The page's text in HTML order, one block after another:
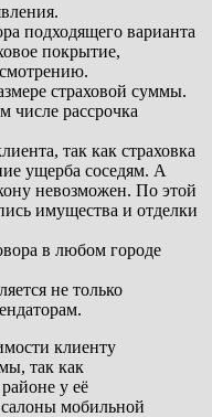
подходящего варианта
покрытие,
страховой суммы.
числе рассрочка
так как страховка
ущерба соседям. А
невозможен. По этой
имущества и отделки
в любом городе
не только
клиенту
так как
у её
салоны мобильной